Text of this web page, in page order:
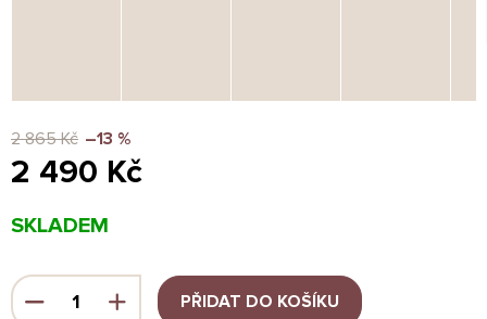
2 865 Kč –13 %
2 490 Kč
cena:
SKLADEM
PŘIDAT DO KOŠÍKU